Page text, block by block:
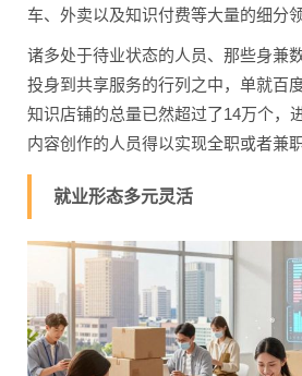
车、外卖以及知识付费等大量的细分领
诸多处于待业状态的人员、那些身兼
投身到共享服务的行列之中，单就百
知识店铺的总量已然超过了14万个，
内容创作的人员得以实现全职或者兼
就业形态多元灵活